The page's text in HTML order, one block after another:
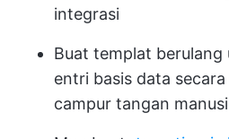
integrasi
Buat templat berulang
entri basis data
campur tangan